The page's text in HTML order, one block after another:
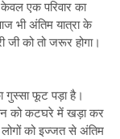
एक परिवार का
भी अंतिम यात्रा के
जी को तो जरूर होगा।
गुस्सा फूट पड़ा है।
को कटघरे में खड़ा कर
को इज्जत से अंतिम